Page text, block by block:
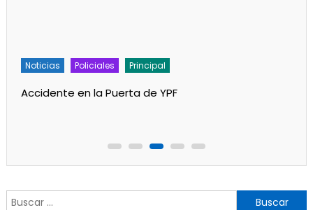
Noticias Policiales Principal
Accidente en la Puerta de YPF
Buscar: